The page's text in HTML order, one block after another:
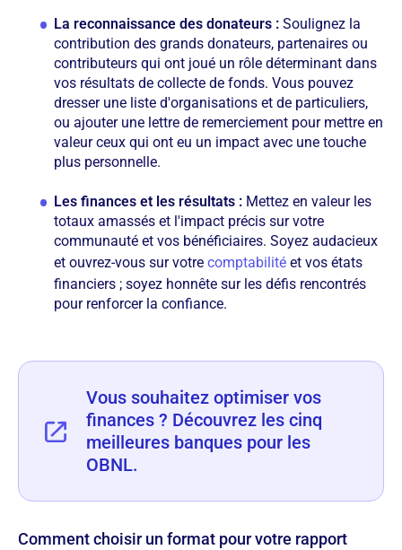
La reconnaissance des donateurs : Soulignez la
contribution des grands donateurs, partenaires ou
contributeurs qui ont joué un rôle déterminant dans
vos résultats de collecte de fonds. Vous pouvez
dresser une liste d'organisations et de particuliers,
ou ajouter une lettre de remerciement pour mettre en
valeur ceux qui ont eu un impact avec une touche
plus personnelle.
Les finances et les résultats : Mettez en valeur les
totaux amassés et l'impact précis sur votre
communauté et vos bénéficiaires. Soyez audacieux
et ouvrez-vous sur votre comptabilité et vos états
financiers ; soyez honnête sur les défis rencontrés
pour renforcer la confiance.
Vous souhaitez optimiser vos
finances ? Découvrez les cinq
meilleures banques pour les
OBNL.
Comment choisir un format pour votre rapport